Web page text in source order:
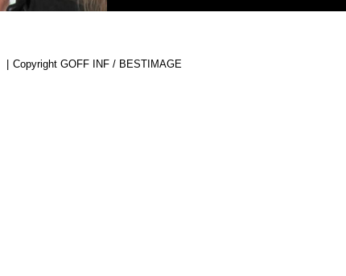
Copyright GOFF INF / BESTIMAGE